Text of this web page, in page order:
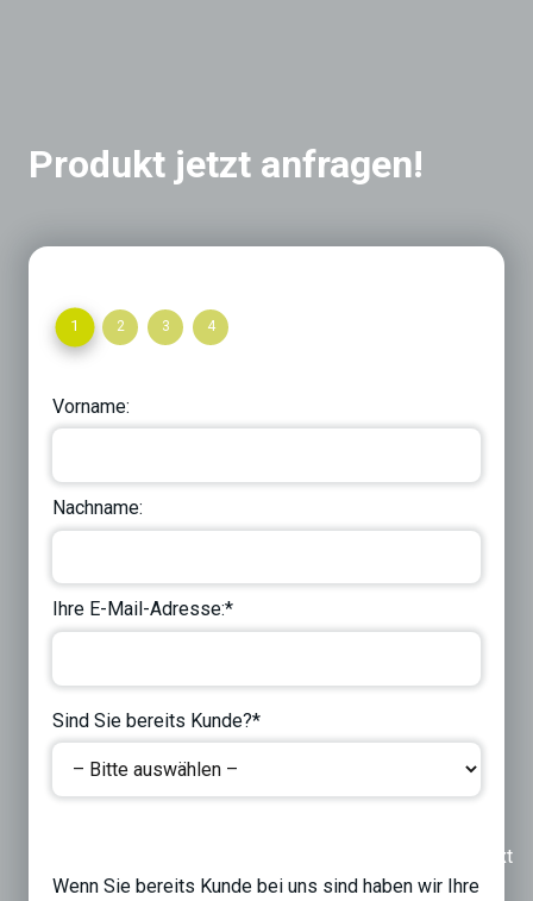
Produkt jetzt anfragen!
1 2 3 4
Vorname:
Nachname:
Ihre E-Mail-Adresse:*
Sind Sie bereits Kunde?*
Next
Wenn Sie bereits Kunde bei uns sind haben wir Ihre